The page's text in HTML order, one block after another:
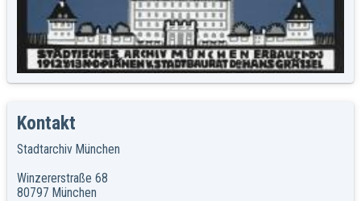
Kontakt
Stadtarchiv München
Winzererstraße 68
80797 München